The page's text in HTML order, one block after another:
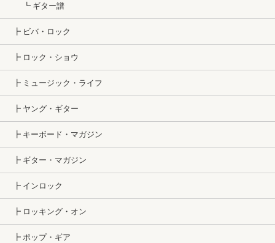
┗ ギター譜
┣ ビバ・ロック
┣ ロック・ショウ
┣ ミュージック・ライフ
┣ ヤング・ギター
┣ キーボード・マガジン
┣ ギター・マガジン
┣ インロック
┣ ロッキング・オン
┣ ポップ・ギア